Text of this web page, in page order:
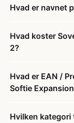
Hvad er navnet
Hvad koster
2?
Hvad er EAN /
Softie
Hvilken kategori